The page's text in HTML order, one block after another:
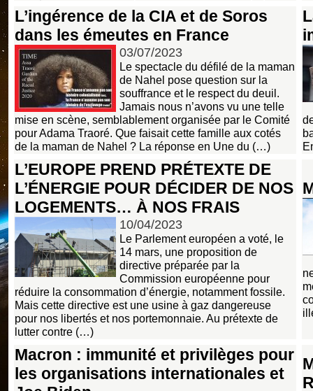
L’ingérence de la CIA et de Soros
dans les émeutes en France
03/07/2023
Le spectacle du défilé de la maman
de Nahel pose question sur la
souffrance et le respect du deuil.
Jamais nous n’avons vu une telle
mise en scène, semblablement organisée par le Comité
pour Adama Traoré. Que faisait cette famille aux cotés
de la maman de Nahel ? La réponse en Une du (…)
L’EUROPE PREND PRÉTEXTE DE
L’ÉNERGIE POUR DÉCIDER DE NOS
LOGEMENTS… À NOS FRAIS
10/04/2023
Le Parlement européen a voté, le
14 mars, une proposition de
directive préparée par la
Commission européenne pour
réduire la consommation d’énergie, notamment fossile.
Mais cette directive est une usine à gaz dangereuse
pour nos libertés et nos portemonnaie. Au prétexte de
lutter contre (…)
Macron : immunité et privilèges pour
les organisations internationales et